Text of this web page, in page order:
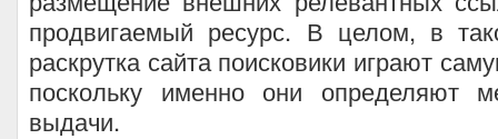
продвигаемый ресурс. В целом, в
раскрутка сайта поисковики играют
поскольку именно они определяют
выдачи.